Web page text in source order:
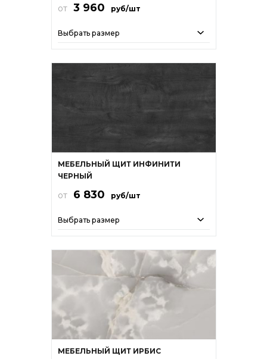
от 3 960 руб/шт
Выбрать размер
МЕБЕЛЬНЫЙ ЩИТ ИНФИНИТИ
ЧЕРНЫЙ
от 6 830 руб/шт
Выбрать размер
МЕБЕЛЬНЫЙ ЩИТ ИРБИС